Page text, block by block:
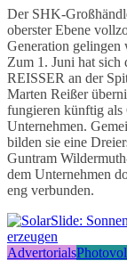
Der SHK-
oberster Ebene
Generation gelingen
Zum 1. Juni hat sich
REISSER an der
Marten Reißer
fungieren künftig als
Unternehmen.
bilden sie eine
Guntram
dem Unternehmen
eng verbunden.
Advertorials